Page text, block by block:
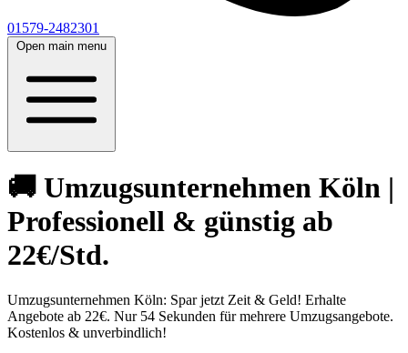
01579-2482301
Open main menu
🚚 Umzugsunternehmen Köln |
Professionell & günstig ab
22€/Std.
Umzugsunternehmen Köln: Spar jetzt Zeit & Geld! Erhalte
Angebote ab 22€. Nur 54 Sekunden für mehrere Umzugsangebote.
Kostenlos & unverbindlich!